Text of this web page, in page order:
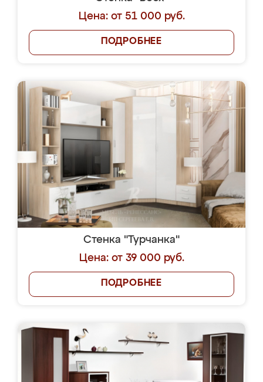
Цена: от 51 000 руб.
ПОДРОБНЕЕ
Стенка "Турчанка"
Цена: от 39 000 руб.
ПОДРОБНЕЕ